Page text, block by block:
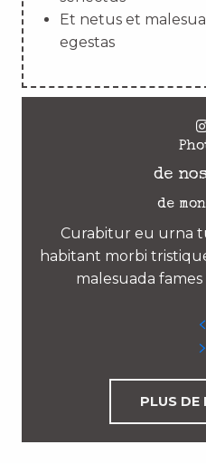
Et netus et
egestas
de
de
Curabitur eu urna
habitant morbi
malesuada
PLUS DE